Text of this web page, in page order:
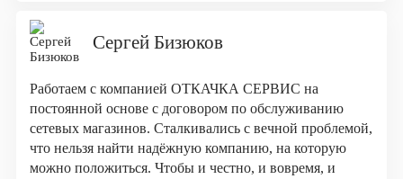
Сергей Бизюков
Работаем с компанией ОТКАЧКА СЕРВИС на
постоянной основе с договором по обслуживанию
сетевых магазинов. Сталкивались с вечной проблемой,
что нельзя найти надёжную компанию, на которую
можно положиться. Чтобы и честно, и вовремя, и